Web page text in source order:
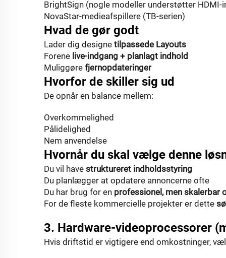
BrightSign (nogle modeller understøtter HDMI-
NovaStar-medieafspillere (TB-serien)
Hvad de gør godt
Lader dig designe tilpassede Layouts
Forene live-indgang + planlagt indhold
Muliggøre fjernopdateringer
Hvorfor de skiller sig ud
De opnår en balance mellem:
Overkommelighed
Pålidelighed
Nem anvendelse
Hvornår du skal vælge denne
Du vil have struktureret indholdsstyring
Du planlægger at opdatere annoncerne ofte
Du har brug for en professionel, men skalerbar
For de fleste kommercielle projekter er dette
3. Hardware-videoprocessorer
Hvis driftstid er vigtigere end omkostninger,